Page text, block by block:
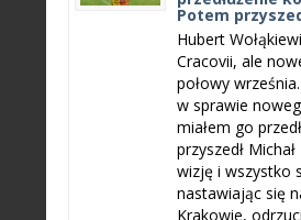
Potem
Hubert
Cracovii, ale
połowy
w sprawie
miałem go
przyszedł
wizję i wszystko
nastawiając się
Krakowie,